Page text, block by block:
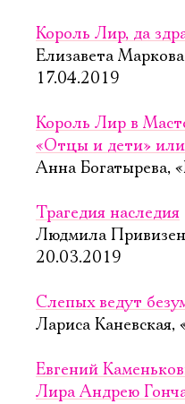
Король Лир, да
Елизавета
17.04.2019
Король Лир в
«Отцы и дети» или
Анна Богатырева,
Трагедия наследия
Людмила
20.03.2019
Слепых ведут
Лариса
Евгений
Лира Андрею